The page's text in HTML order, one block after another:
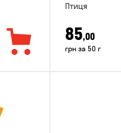
Птиця
85,00
грн за 50 г